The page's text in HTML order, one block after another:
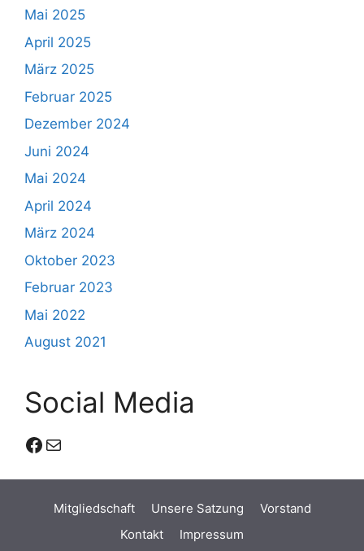
Mai 2025
April 2025
März 2025
Februar 2025
Dezember 2024
Juni 2024
Mai 2024
April 2024
März 2024
Oktober 2023
Februar 2023
Mai 2022
August 2021
Social Media
Facebook
E-Mail
Mitgliedschaft Unsere Satzung
Vorstand
Kontakt
Impressum